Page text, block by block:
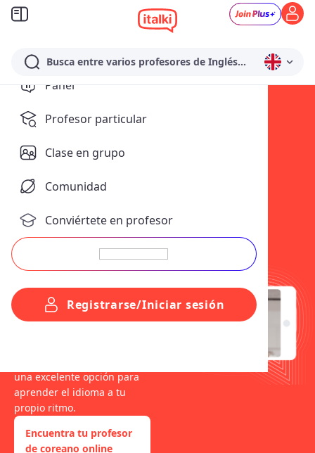
Panel
Profesor particular
Clase en grupo
Comunidad
Conviértete en profesor
Registrarse/Iniciar sesión
Busca entre varios profesores de Inglés...
Aprender
coreano
online
Aprender coreano online es
plataforma de idiomas. Con
la ayuda de profesores
nativos de coreano, las
herramientas adecuadas y
aprender coreano rápido y
dominarlo con éxito.
una excelente opción para
aprender el idioma a tu
propio ritmo.
Encuentra tu profesor
de coreano online